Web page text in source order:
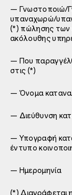
— Γνωστοποιώ/
υπαναχωρώ/
(*) πώλησης
ακόλουθης
— Που
στις (*)
— Όνομα
— Διεύθυνση
— Υπογραφή
έντυπο
— Ημερομηνία
(*) Διαγράφεται